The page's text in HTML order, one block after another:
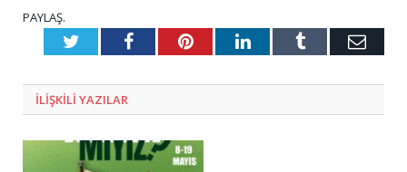
PAYLAŞ.
TwitterFacebookPinterestLinkedInTumblr E-
ILIŞKILI YAZILAR